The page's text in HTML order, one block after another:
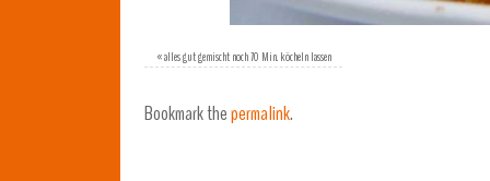
«alles gut gemischt noch 70 Min. köcheln lassen
Bookmark thepermalink.